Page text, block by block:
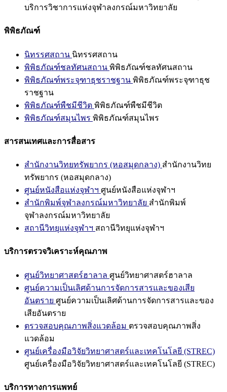
บริการวิชาการแห่งจุฬาลงกรณ์มหาวิทยาลัย
พิพิธภัณฑ์
นิทรรศสถาน นิทรรศสถาน
พิพิธภัณฑ์ชลทัศนสถาน พิพิธภัณฑ์ชลทัศนสถาน
พิพิธภัณฑ์พระจุฑาธุชราชฐาน พิพิธภัณฑ์พระจุฑาธุช
ราชฐาน
พิพิธภัณฑ์พืชมีชีวิต พิพิธภัณฑ์พืชมีชีวิต
พิพิธภัณฑ์สมุนไพร พิพิธภัณฑ์สมุนไพร
สารสนเทศและการสื่อสาร
สำนักงานวิทยทรัพยากร (หอสมุดกลาง) สำนักงานวิทย
ทรัพยากร (หอสมุดกลาง)
ศูนย์หนังสือแห่งจุฬาฯ ศูนย์หนังสือแห่งจุฬาฯ
สำนักพิมพ์จุฬาลงกรณ์มหาวิทยาลัย สำนักพิมพ์
จุฬาลงกรณ์มหาวิทยาลัย
สถานีวิทยุแห่งจุฬาฯ สถานีวิทยุแห่งจุฬาฯ
บริการตรวจวิเคราะห์คุณภาพ
ศูนย์วิทยาศาสตร์ฮาลาล ศูนย์วิทยาศาสตร์ฮาลาล
ศูนย์ความเป็นเลิศด้านการจัดการสารและของเสีย
อันตราย ศูนย์ความเป็นเลิศด้านการจัดการสารและของ
เสียอันตราย
ตรวจสอบคุณภาพสิ่งแวดล้อม ตรวจสอบคุณภาพสิ่ง
แวดล้อม
ศูนย์เครื่องมือวิจัยวิทยาศาสตร์และเทคโนโลยี (STREC)
ศูนย์เครื่องมือวิจัยวิทยาศาสตร์และเทคโนโลยี (STREC)
บริการทางการแพทย์